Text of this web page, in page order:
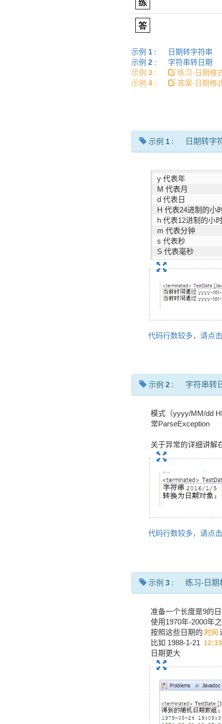
示例 1 :
日期转字符串
示例 2 :
字符串转日期
示例 3 :
练习-日期
示例 4: 答案-日期
示例 1 : 日期转字
y 代表年
M 代表月
d 代表日
H 代表24进制的小
h 代表12进制的小
m 代表分钟
s 代表秒
S 代表毫秒
代码行数较多，请点
示例 2 : 字符串转
模式（yyyy/MM/dd
常ParseException
关于异常的详细讲解
代码行数较多，请点
示例 3 : 练习-日
准备一个长度是9的
使用1970年-2000年
按照这些日期的 时间
比如 1988-1-21
日期更大